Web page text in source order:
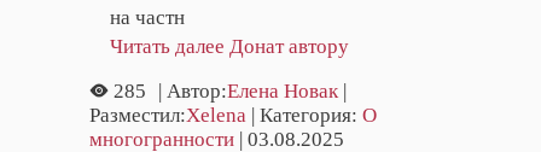
на частн
Читать далее Донат автору
285
| Автор:Елена Новак|
Разместил:Xelena | Категория: О
многогранности | 03.08.2025